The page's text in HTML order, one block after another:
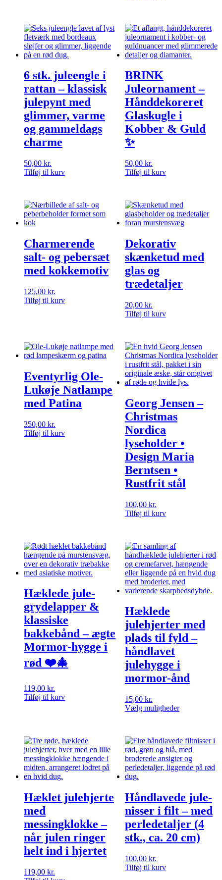
6 stk. juleengle i
rattan – klassisk
julepynt med
glimmer, varme
og gammeldags
charme
50,00 kr.
Tilføj til kurv
BRINK
Juleornament –
Hånddekoreret
Glaskugle i
Kobber & Guld
✨
50,00 kr.
Tilføj til kurv
Charmerende
salt- og pebersæt
med kokkemotiv
125,00 kr.
Tilføj til kurv
Dekorativ
skænketud med
glas og
trædetaljer
20,00 kr.
Tilføj til kurv
Eventyrlig Ole-
Lukøje Natlampe
med Patina
350,00 kr.
Tilføj til kurv
Georg Jensen –
Christmas
Nordica
lyseholder •
Design Maria
Berntsen •
Rustfrit stål
100,00 kr.
Tilføj til kurv
Hæklede jule-
grydelapper &
klassiske
bakkebånd – ægte
Mormor-hygge i
rød ❤️🎄
119,00 kr.
Tilføj til kurv
Hæklede
julehjerter med
plads til fyld –
håndlavet
julehygge i
mormor-ånd
15,00 kr.
Vælg muligheder
flere
varianter.
Mulighederne
kan
vælges
varesiden
Hæklet julehjerte
med
messingklokke –
når julen ringer
helt ind i hjertet
119,00 kr.
Håndlavede jule-
nisser i filt – med
perledetaljer (4
stk., ca. 20 cm)
100,00 kr.
Tilføj til kurv